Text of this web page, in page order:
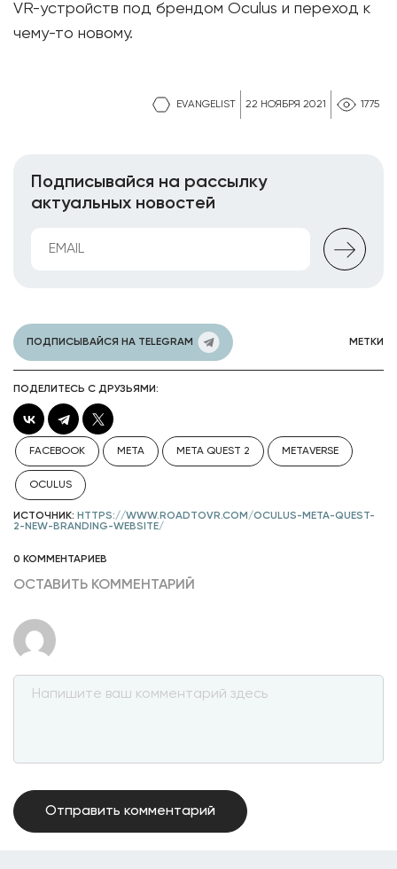
EVANGELIST 22 НОЯБРЯ 2021 1775
VR-устройств под брендом Oculus и переход к
чему-то новому.
Подписывайся на рассылку
актуальных новостей
ПОДПИСЫВАЙСЯ НА TELEGRAM МЕТКИ
ПОДЕЛИТЕСЬ С ДРУЗЬЯМИ:
FACEBOOK META META QUEST 2 METAVERSE
OCULUS
ИСТОЧНИК: HTTPS://WWW.ROADTOVR.COM/OCULUS-META-QUEST-
2-NEW-BRANDING-WEBSITE/
0 КОММЕНТАРИЕВ
ОСТАВИТЬ КОММЕНТАРИЙ